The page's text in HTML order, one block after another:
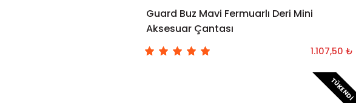
Guard Buz Mavi Fermuarlı Deri Mini
Aksesuar Çantası
1.107,50 ₺
TÜKENDI